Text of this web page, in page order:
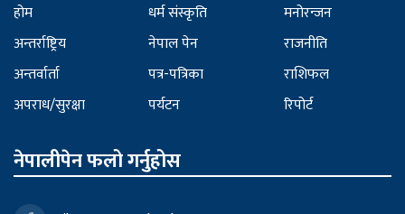
होम
अन्तर्राष्ट्रिय
अन्तर्वार्ता
अपराध/सुरक्षा
धर्म संस्कृति
नेपाल पेन
पत्र-पत्रिका
पर्यटन
मनोरन्जन
राजनीति
राशिफल
रिपोर्ट
नेपालीपेन फलो गर्नुहोस